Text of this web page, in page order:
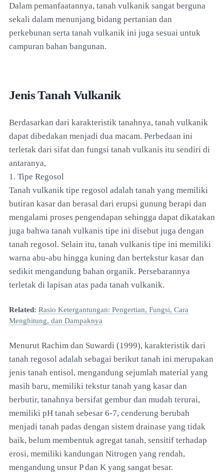
Dalam pemanfaatannya, tanah vulkanik sangat berguna
sekali dalam menunjang bidang pertanian dan
perkebunan serta tanah vulkanik ini juga sesuai untuk
campuran bahan bangunan.
Jenis Tanah Vulkanik
Berdasarkan dari karakteristik tanahnya, tanah vulkanik
dapat dibedakan menjadi dua macam. Perbedaan ini
terletak dari sifat dan fungsi tanah vulkanis itu sendiri di
antaranya,
1. Tipe Regosol
Tanah vulkanik tipe regosol adalah tanah yang memiliki
butiran kasar dan berasal dari erupsi gunung berapi dan
mengalami proses pengendapan sehingga dapat dikatakan
juga bahwa tanah vulkanis tipe ini disebut juga dengan
tanah regosol. Selain itu, tanah vulkanis tipe ini memiliki
warna abu-abu hingga kuning dan bertekstur kasar dan
sedikit mengandung bahan organik. Persebarannya
terletak di lapisan atas pada tanah vulkanik.
Related: Rasio Ketergantungan: Pengertian, Fungsi, Cara
Menghitung, dan Dampaknya
Menurut Rachim dan Suwardi (1999), karakteristik dari
tanah regosol adalah sebagai berikut tanah ini merupakan
jenis tanah entisol, mengandung sejumlah material yang
masih baru, memiliki tekstur tanah yang kasar dan
berbutir, tanahnya bersifat gembur dan mudah terurai,
memiliki pH tanah sebesar 6-7, cenderung berubah
menjadi tanah padas dengan sistem drainase yang tidak
baik, belum membentuk agregat tanah, sensitif terhadap
erosi, memiliki kandungan Nitrogen yang rendah,
mengandung unsur P dan K yang sangat besar.